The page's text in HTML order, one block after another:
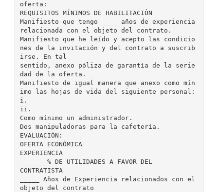
oferta:
REQUISITOS MÍNIMOS DE HABILITACIÓN
Manifiesto que tengo ____ años de experiencia
relacionada con el objeto del contrato.
Manifiesto que he leído y acepto las condicio
nes de la invitación y del contrato a suscrib
irse. En tal
sentido, anexo póliza de garantía de la serie
dad de la oferta.
Manifiesto de igual manera que anexo como mín
imo las hojas de vida del siguiente personal:
i.
ii.
Como mínimo un administrador.
Dos manipuladoras para la cafetería.
EVALUACIÓN:
OFERTA ECONÓMICA
EXPERIENCIA
_______% DE UTILIDADES A FAVOR DEL
CONTRATISTA
_____ Años de Experiencia relacionados con el
objeto del contrato